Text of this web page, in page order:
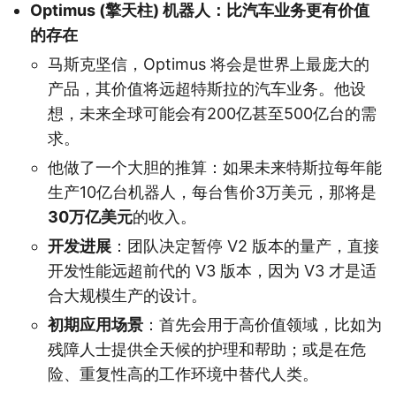
Optimus (擎天柱) 机器人：比汽车业务更有价值
的存在
马斯克坚信，Optimus 将会是世界上最庞大的
产品，其价值将远超特斯拉的汽车业务。他设
想，未来全球可能会有200亿甚至500亿台的需
求。
他做了一个大胆的推算：如果未来特斯拉每年能
生产10亿台机器人，每台售价3万美元，那将是
30万亿美元的收入。
开发进展 ：团队决定暂停 V2 版本的量产，直接
开发性能远超前代的 V3 版本，因为 V3 才是适
合大规模生产的设计。
初期应用场景 ：首先会用于高价值领域，比如为
残障人士提供全天候的护理和帮助；或是在危
险、重复性高的工作环境中替代人类。